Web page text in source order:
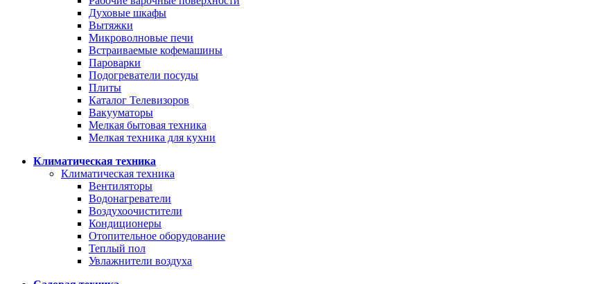
Духовые шкафы
Вытяжки
Микроволновые печи
Встраиваемые кофемашины
Пароварки
Подогреватели посуды
Плиты
Каталог Телевизоров
Вакууматоры
Мелкая бытовая техника
Мелкая техника для кухни
Климатическая техника
Климатическая техника
Вентиляторы
Водонагреватели
Воздухоочистители
Кондиционеры
Отопительное оборудование
Теплый пол
Увлажнители воздуха